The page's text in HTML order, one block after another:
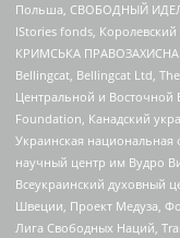
Польша, СВОБОДНЫЙ
IStories fonds,
КРИМСЬКА ПРАВОЗАХИСНА
Bellingcat, Bellingcat Ltd,
Центральной и Восточной
Foundation, Канадский
Украинская
научный центр им Вудро
Всеукраинский духовный
Швеции, Проект Медуза,
Лига Свободных Наций,